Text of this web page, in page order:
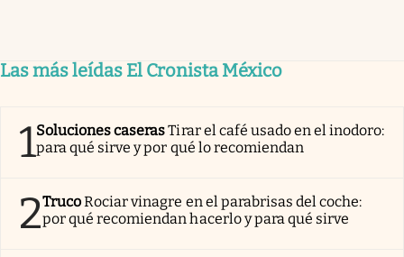
Las más leídas El Cronista México
1Soluciones caserasTirar el café usado en el inodoro:
para qué sirve y por qué lo recomiendan
2TrucoRociar vinagre en el parabrisas del coche:
por qué recomiendan hacerlo y para qué sirve